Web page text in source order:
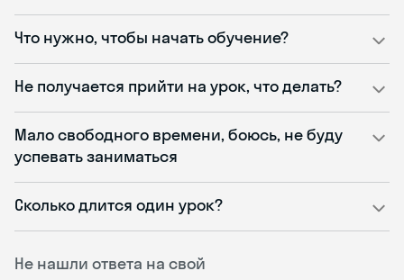
Не нашли ответа на свой
Что нужно, чтобы начать обучение?
Не получается прийти на урок, что делать?
Мало свободного времени, боюсь, не буду
успевать заниматься
Сколько длится один урок?